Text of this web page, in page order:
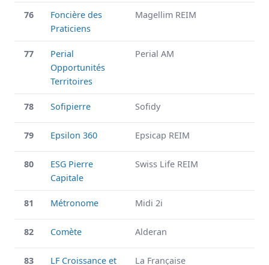
76
Foncière des
Praticiens
Magellim REIM
77
Perial
Opportunités
Territoires
Perial AM
78 Sofipierre Sofidy
79 Epsilon 360 Epsicap REIM
80
ESG Pierre
Capitale
Swiss Life REIM
81 Métronome Midi 2i
82 Comète Alderan
83 LF Croissance et La Française